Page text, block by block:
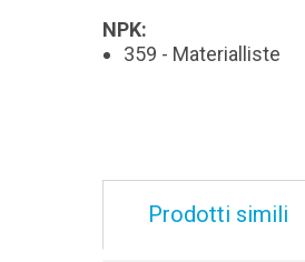
NPK:
359 - Materialliste
Prodotti simili